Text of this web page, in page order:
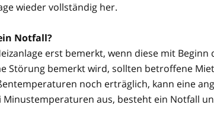
wieder vollständig her.
Notfall?
erst bemerkt, wenn diese mit Beginn
Störung bemerkt wird, sollten betroffene
noch erträglich, kann eine
Minustemperaturen aus, besteht ein Notfall